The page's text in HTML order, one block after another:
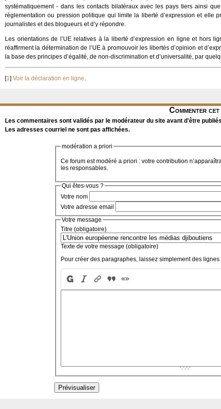
systématiquement - dans les contacts bilatéraux avec les pays tiers ainsi
réglementation ou pression politique qui limite la liberté d’expression et elle
journalistes et des blogueurs et d’y répondre.
Les orientations de l’UE relatives à la liberté d’expression en ligne et hors
réaffirment la détermination de l’UE à promouvoir les libertés d’opinion et
la base des principes d’égalité, de non-discrimination et d’universalité, par
[1] Voir la déclaration en ligne.
Commenter
Les commentaires sont validés par le modérateur du site avant d'être
Les adresses courriel ne sont pas affichées.
modération a priori
Ce forum est modéré a priori : votre contribution
les responsables.
Qui êtes-vous ?
Votre nom
Votre adresse email
Votre message
Titre (obligatoire)
Texte de votre message (obligatoire)
Pour créer des paragraphes, laissez simplement des lignes